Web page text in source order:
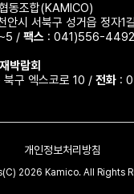
동조합(KAMICO)
안시 서북구 성거읍 정자1
/ 팩스 : 041)556-4492
박람회
구 엑스코로 10 / 전화 :
개인정보처리방침
2026 Kamico. All Rights